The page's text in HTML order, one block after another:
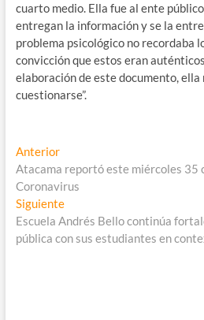
cuarto medio. Ella fue al ente
entregan la información y se la
problema psicológico no recordaba
convicción que estos eran
elaboración de este documento, ella
cuestionarse”.
Navegación
de
entradas
AnteriorEntrada
anterior:
Atacama reportó este miércoles 35
Coronavirus
SiguienteEntrada
siguiente:
Escuela Andrés Bello continúa
pública con sus estudiantes en